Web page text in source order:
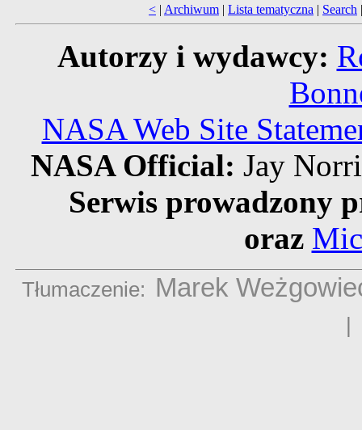
< | Archiwum | Lista tematyczna | Search
Autorzy i wydawcy:
NASA Web Site
NASA Official: Jay
Serwis prowadzony
oraz
Tłumaczenie: Marek
|